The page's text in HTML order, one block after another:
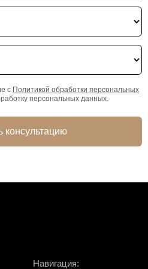
с Политикой обработки персональных
персональных данных.
консультацию
Навигация: